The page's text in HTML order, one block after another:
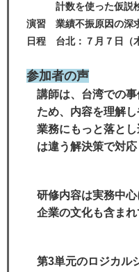
計数を使った仮説検
演習 業績不振原因の深
日程 台北：７月７日（
参加者の声
講師は、台湾での
ため、内容を理解
業務にもっと落と
は違う解決策で対応
研修内容は実務中
企業の文化も含まれ
第3単元のロジカル